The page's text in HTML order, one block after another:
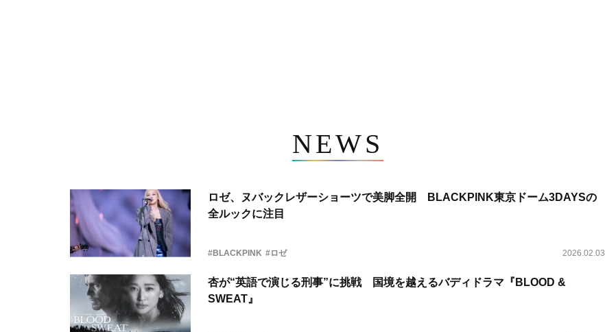
NEWS
ロゼ、ヌバックレザーショーツで美脚全開 BLACKPINK東京ドーム3DAYSの
全ルックに注目
#BLACKPINK #ロゼ 2026.02.03
杏が“英語で演じる刑事”に挑戦 国境を越えるバディドラマ『BLOOD &
SWEAT』